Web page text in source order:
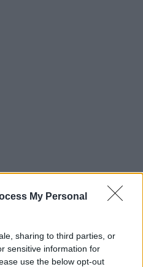
My Personal
sharing to third parties, or
sensitive information for
use the below opt-out